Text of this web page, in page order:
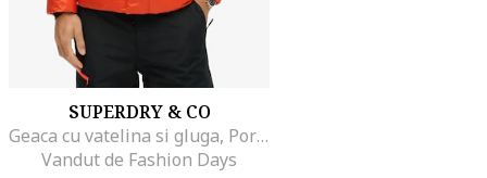
SUPERDRY & CO
Geaca cu vatelina si gluga, Portocaliu mandarina
Vandut de Fashion Days